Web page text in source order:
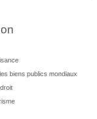
biens publics mondiaux